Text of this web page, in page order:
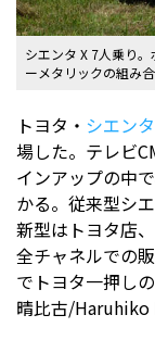
シエンタ X 7人乗り
ーメタリックの組み合
トヨタ・ シエンタ
場した。テレビ
インアップの中
かる。従来型シ
新型はトヨタ店
全チャネルでの
でトヨタ一押し
晴比古/